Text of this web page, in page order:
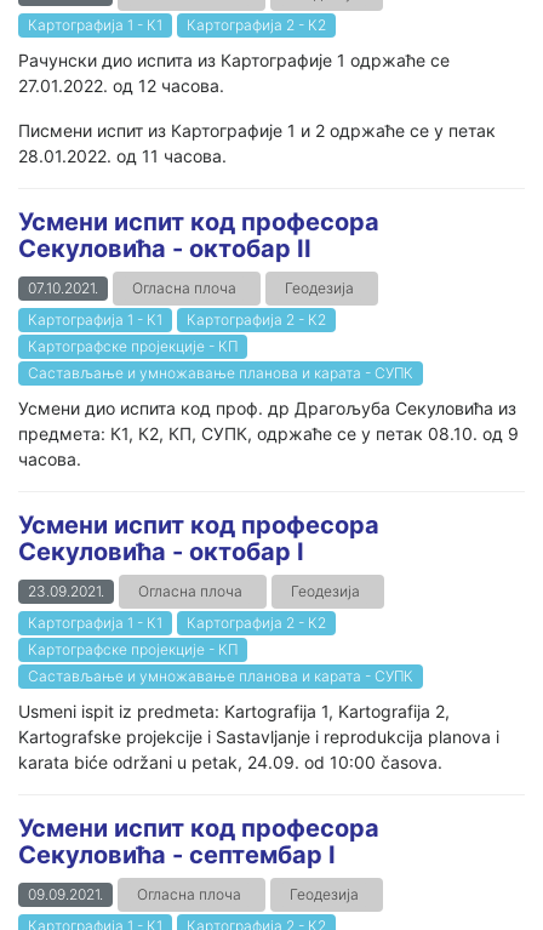
Картографија 1 - К1
Картографија 2 - К2
Рачунски дио испита из Картографије 1 одржаће се
27.01.2022. од 12 часова.
Писмени испит из Картографије 1 и 2 одржаће се у петак
28.01.2022. од 11 часова.
Усмени испит код професора
Секуловића - октобар II
07.10.2021. Огласна плоча
Геодезија
Картографија 1 - К1
Картографија 2 - К2
Картографске пројекције - КП
Састављање и умножавање планова и карата - СУПК
Усмени дио испита код проф. др Драгољуба Секуловића из
предмета: К1, К2, КП, СУПК, одржаће се у петак 08.10. од 9
часова.
Усмени испит код професора
Секуловића - октобар I
23.09.2021. Огласна плоча
Геодезија
Картографија 1 - К1
Картографија 2 - К2
Картографске пројекције - КП
Састављање и умножавање планова и карата - СУПК
Usmeni ispit iz predmeta: Kartografija 1, Kartografija 2,
Kartografske projekcije i Sastavljanje i reprodukcija planova i
karata biće održani u petak, 24.09. od 10:00 časova.
Усмени испит код професора
Секуловића - септембар I
09.09.2021. Огласна плоча
Геодезија
Картографија 1 - К1
Картографија 2 - К2